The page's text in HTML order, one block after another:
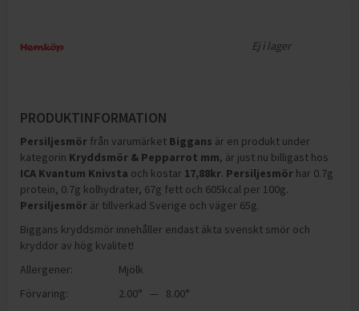
Ej i lager
PRODUKTINFORMATION
Persiljesmör från varumärket Biggans är en produkt under
kategorin Kryddsmör & Pepparrot mm, är just nu billigast hos
ICA Kvantum Knivsta och kostar 17,88kr. Persiljesmör har 0.7g
protein, 0.7g kolhydrater, 67g fett och 605kcal per 100g.
Persiljesmör är tillverkad Sverige och väger 65g.
Biggans kryddsmör innehåller endast äkta svenskt smör och
kryddor av hög kvalitet!
Allergener:
Mjölk
Förvaring:
2.00° — 8.00°